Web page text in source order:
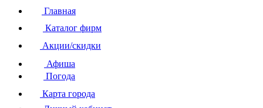
Главная
Каталог фирм
Акции/скидки
Афиша
Погода
Карта города